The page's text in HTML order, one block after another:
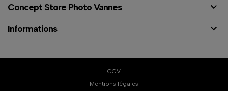
Concept Store Photo Vannes 
Informations 
CGV
Mentions légales